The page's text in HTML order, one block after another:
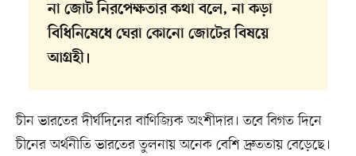
না জোট নিরপেক্ষতার কথা বলে, না কড়া
বিধিনিষেধে ঘেরা কোনো জোটের বিষয়ে
আগ্রহী।
চীন ভারতের দীর্ঘদিনের বাণিজ্যিক অংশীদার। তবে বিগত দিনে
চীনের অর্থনীতি ভারতের তুলনায় অনেক বেশি দ্রুততায় বেড়েছে।